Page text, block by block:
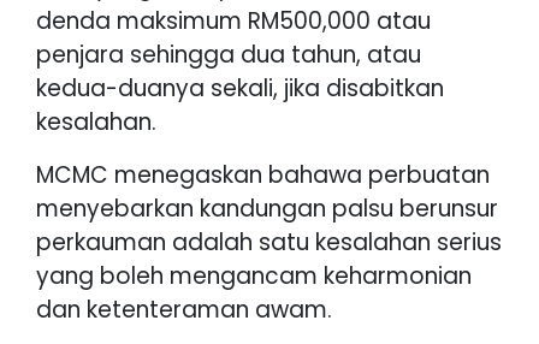
denda maksimum RM500,000 atau
penjara sehingga dua tahun, atau
kedua-duanya sekali, jika disabitkan
kesalahan.
MCMC menegaskan bahawa perbuatan
menyebarkan kandungan palsu berunsur
perkauman adalah satu kesalahan serius
yang boleh mengancam keharmonian
dan ketenteraman awam.